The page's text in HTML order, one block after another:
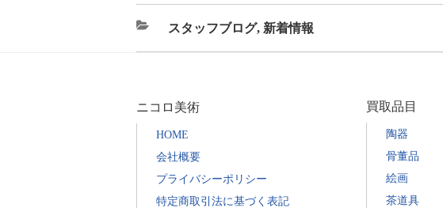
カ
テ
ー
スタッフブログ, 新着情報
ニコロ美術
HOME
会社概要
プライバシーポリシー
特定商取引法に基づく表記
買取品目
陶器
骨董品
絵画
茶道具